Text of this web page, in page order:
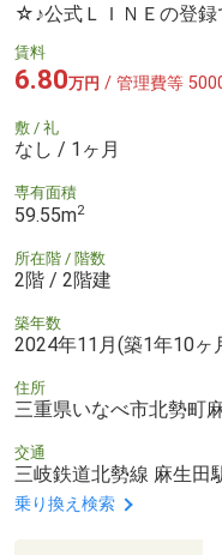
☆♪公式ＬＩＮＥの登録
賃料
6.80万円 / 管理費等
敷 / 礼
なし / 1ヶ月
専有面積
59.55m2
所在階 / 階数
2階 / 2階建
築年数
2024年11月(築1年10ヶ
住所
三重県いなべ市北勢町
交通
三岐鉄道北勢線 麻生田
乗り換え検索